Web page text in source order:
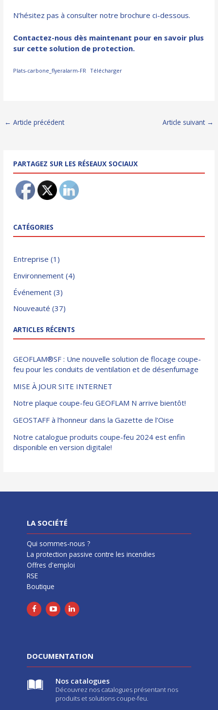
N’hésitez pas à consulter notre brochure ci-dessous.
Contactez-nous dès maintenant pour en savoir plus
sur cette solution de protection.
Plats-carbone_flyeralarm-FR Télécharger
Navigation
← Article précédent Article suivant →
PARTAGEZ SUR LES RÉSEAUX SOCIAUX
CATÉGORIES
Entreprise (1)
Environnement (4)
Événement (3)
Nouveauté (37)
ARTICLES RÉCENTS
GEOFLAM®SF : Une nouvelle solution de flocage coupe-
feu pour les conduits de ventilation et de désenfumage
MISE À JOUR SITE INTERNET
Notre plaque coupe-feu GEOFLAM N arrive bientôt!
GEOSTAFF à l’honneur dans la Gazette de l’Oise
Notre catalogue produits coupe-feu 2024 est enfin
disponible en version digitale!
LA SOCIÉTÉ
Qui sommes-nous ?
La protection passive contre les incendies
Offres d'emploi
RSE
Boutique
DOCUMENTATION
Nos catalogues
Découvrez nos catalogues présentant nos
produits et solutions coupe-feu.